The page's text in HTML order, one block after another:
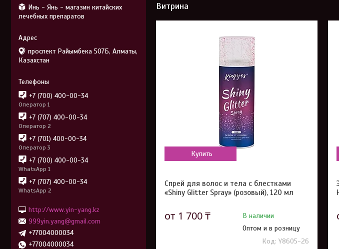
Витрина
Купить
Спрей для волос и тела с блестками
«Shiny Glitter Spray» (розовый), 120 мл
от 1 700 ₸
В наличии
Оптом и в розницу
Y8605-26
Инь - Янь - магазин китайских
лечебных препаратов
проспект Райымбека 507Б, Алматы,
Казахстан
+7 (700) 400-00-34
Оператор 1
+7 (707) 400-00-34
Оператор 2
+7 (701) 400-00-34
Оператор 3
+7 (700) 400-00-34
WhatsApp 1
+7 (707) 400-00-34
WhatsApp 2
http://www.yin-yang.kz
999yin.yang@gmail.com
+77004000034
+77004000034